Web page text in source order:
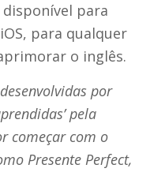
para
para qualquer
o inglês.
por
pela
começar com o
Presente Perfect,